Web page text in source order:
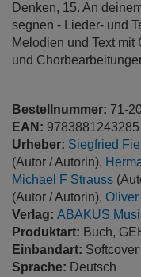
Denken, 15. An
segnen - Lieder- und
Melodien und Text
und
Bestellnummer: 71-
EAN: 9783881243285
Urheber: Siegfried
(Autor / Autorin),
Michael F Strauss
(Autor / Autorin), Oliver
Verlag: ABAKUS
Produktart: Buch,
Einbandart: Softcover
Sprache: Deutsch